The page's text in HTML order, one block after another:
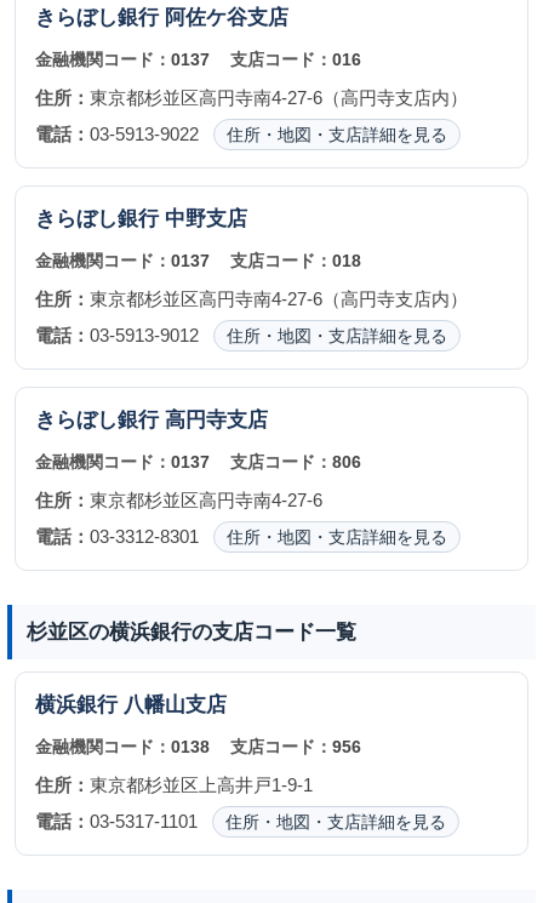
きらぼし銀行 阿佐ケ谷支店
金融機関コード： 0137 支店コード：016
住所： 東京都杉並区高円寺南4-27-6（高円寺支店内）
電話： 03-5913-9022 住所・地図・支店詳細を見る
きらぼし銀行 中野支店
金融機関コード： 0137 支店コード：018
住所： 東京都杉並区高円寺南4-27-6（高円寺支店内）
電話： 03-5913-9012 住所・地図・支店詳細を見る
きらぼし銀行 高円寺支店
金融機関コード： 0137 支店コード：806
住所： 東京都杉並区高円寺南4-27-6
電話： 03-3312-8301 住所・地図・支店詳細を見る
杉並区の横浜銀行の支店コード一覧
横浜銀行 八幡山支店
金融機関コード： 0138 支店コード：956
住所： 東京都杉並区上高井戸1-9-1
電話： 03-5317-1101 住所・地図・支店詳細を見る